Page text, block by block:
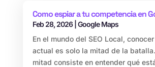
Como espiar a tu competencia en
Feb 28, 2026| Google Maps
En el mundo del SEO Local,
actual es solo la mitad de la
mitad consiste en entender qué